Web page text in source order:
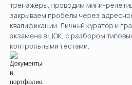
тренажёры, проводим мини-
закрываем пробелы через
квалификации. Личный куратор и
экзамена в ЦОК, с разбором
контрольными тестами.